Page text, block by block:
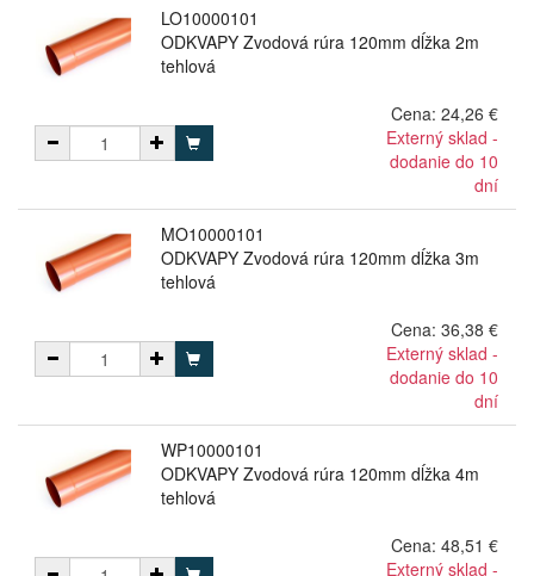
LO10000101
ODKVAPY Zvodová rúra 120mm dĺžka 2m
tehlová
Cena: 24,26 €
Externý sklad -
dodanie do 10
dní
MO10000101
ODKVAPY Zvodová rúra 120mm dĺžka 3m
tehlová
Cena: 36,38 €
Externý sklad -
dodanie do 10
dní
WP10000101
ODKVAPY Zvodová rúra 120mm dĺžka 4m
tehlová
Cena: 48,51 €
Externý sklad -